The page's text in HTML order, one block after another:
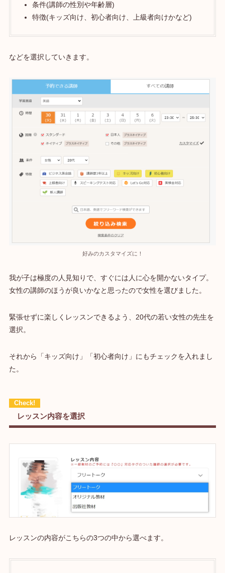
条件(講師の性別や年齢層)
特徴(キッズ向け、初心者向け、上級者向けかなど)
などを選択していきます。
好みのカスタマイズに！
我が子は極度の人見知りで、すぐには人に心を開かないタイプ。
女性の講師のほうが良いかなと思ったので女性を選びました。
緊張せずに楽しくレッスンできるよう、20代の若い女性の先生を
選択。
それから「キッズ向け」「初心者向け」にもチェックを入れまし
た。
レッスン内容を選択
レッスンの内容がこちらの3つの中から選べます。